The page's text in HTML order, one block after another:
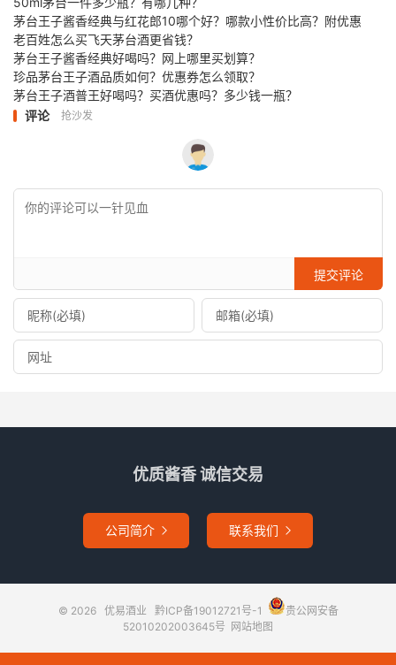
茅台王子酱香经典与红花郎10哪个好？哪款小性价比高？附优惠
老百姓怎么买飞天茅台酒更省钱？
茅台王子酱香经典好喝吗？网上哪里买划算？
珍品茅台王子酒品质如何？优惠券怎么领取？
茅台王子酒普王好喝吗？买酒优惠吗？多少钱一瓶？
评论
抢沙发
提交评论
优质酱香 诚信交易
公司简介  联系我们 
© 2026 优易酒业 黔ICP备19012721号-1
贵公网安备
52010202003645号 网站地图